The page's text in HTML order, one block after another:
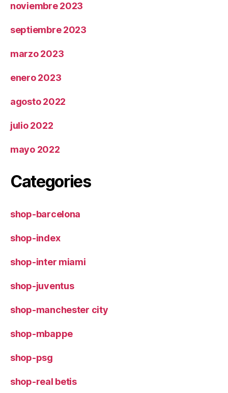
noviembre 2023
septiembre 2023
marzo 2023
enero 2023
agosto 2022
julio 2022
mayo 2022
Categories
shop-barcelona
shop-index
shop-inter miami
shop-juventus
shop-manchester city
shop-mbappe
shop-psg
shop-real betis